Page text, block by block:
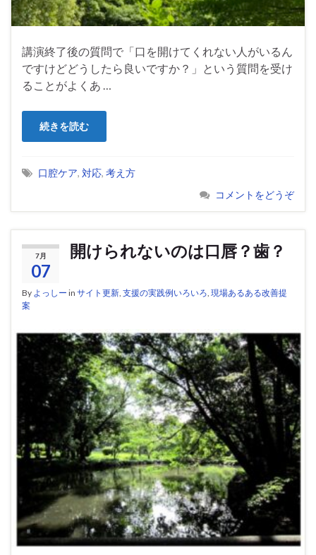
講演終了後の質問で「口を開けてくれない人がいるん
ですけどどうしたら良いですか？」という質問を受け
ることがよくあ …
続きを読む
口腔ケア, 対応, 考え方
コメントをどうぞ
7月
07
開けられないのは口唇？歯？
By よっしー in サイト更新 支援の実践例いろいろ 現場あるある改善提
案